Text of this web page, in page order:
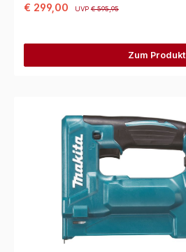
€ 299,00 UVP€ 595,95
Zum Produkt